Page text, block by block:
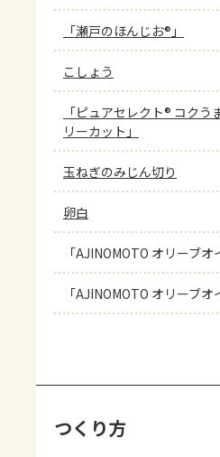
「瀬戸のほんじお®」
こしょう
「ピュアセレクト® コクう
リーカット」
玉ねぎのみじん切り
卵白
「AJINOMOTO オリーブオ
「AJINOMOTO オリーブ
つくり方